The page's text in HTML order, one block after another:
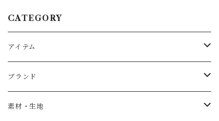
CATEGORY
アイテム
Baby
トップス
ブランド
AS WE GROW
素材・生地